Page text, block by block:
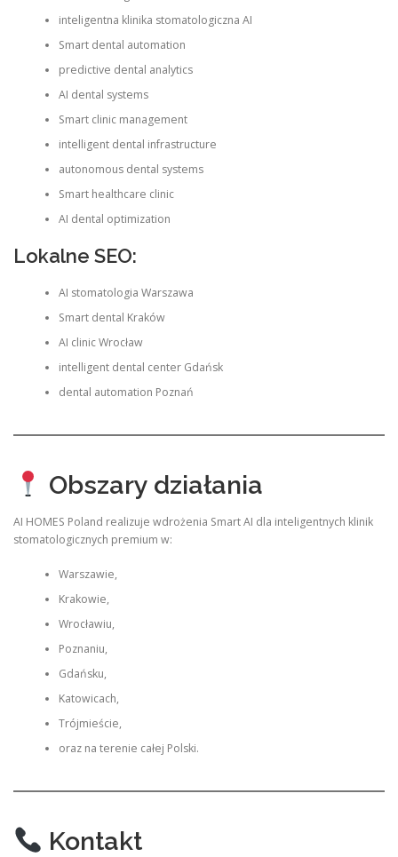
inteligentna klinika stomatologiczna AI
Smart dental automation
predictive dental analytics
AI dental systems
Smart clinic management
intelligent dental infrastructure
autonomous dental systems
Smart healthcare clinic
AI dental optimization
Lokalne SEO:
AI stomatologia Warszawa
Smart dental Kraków
AI clinic Wrocław
intelligent dental center Gdańsk
dental automation Poznań
Obszary działania
AI HOMES Poland realizuje wdrożenia Smart AI dla inteligentnych klinik
stomatologicznych premium w:
Warszawie,
Krakowie,
Wrocławiu,
Poznaniu,
Gdańsku,
Katowicach,
Trójmieście,
oraz na terenie całej Polski.
Kontakt